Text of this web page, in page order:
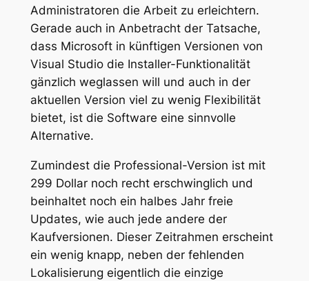
Administratoren die Arbeit zu erleichtern.
Gerade auch in Anbetracht der Tatsache,
dass Microsoft in künftigen Versionen von
Visual Studio die Installer-Funktionalität
gänzlich weglassen will und auch in der
aktuellen Version viel zu wenig Flexibilität
bietet, ist die Software eine sinnvolle
Alternative.
Zumindest die Professional-Version ist mit
299 Dollar noch recht erschwinglich und
beinhaltet noch ein halbes Jahr freie
Updates, wie auch jede andere der
Kaufversionen. Dieser Zeitrahmen erscheint
ein wenig knapp, neben der fehlenden
Lokalisierung eigentlich die einzige